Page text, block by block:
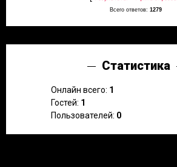
Всего ответов: 1279
Статистика
Онлайн всего: 1
Гостей: 1
Пользователей: 0